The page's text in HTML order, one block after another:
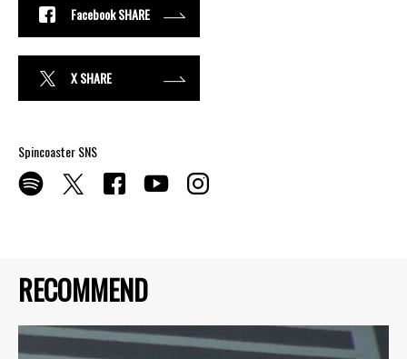
RECOMMEND
Facebook SHARE
X SHARE
Spincoaster SNS